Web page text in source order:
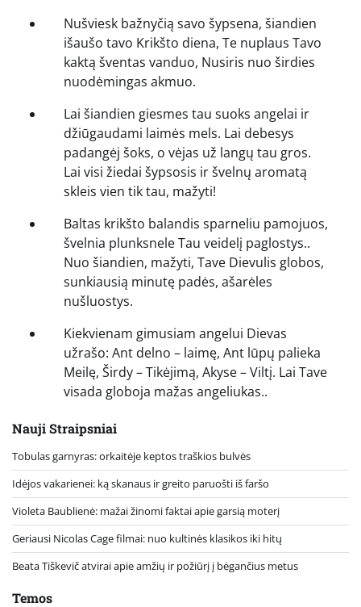
Nušviesk bažnyčią savo šypsena, šiandien
išaušo tavo Krikšto diena, Te nuplaus Tavo
kaktą šventas vanduo, Nusiris nuo širdies
nuodėmingas akmuo.
Lai šiandien giesmes tau suoks angelai ir
džiūgaudami laimės mels. Lai debesys
padangėj šoks, o vėjas už langų tau gros.
Lai visi žiedai šypsosis ir švelnų aromatą
skleis vien tik tau, mažyti!
Baltas krikšto balandis sparneliu pamojuos,
švelnia plunksnele Tau veidelį paglostys..
Nuo šiandien, mažyti, Tave Dievulis globos,
sunkiausią minutę padės, ašarėles
nušluostys.
Kiekvienam gimusiam angelui Dievas
užrašo: Ant delno – laimę, Ant lūpų palieka
Meilę, Širdy – Tikėjimą, Akyse – Viltį. Lai Tave
visada globoja mažas angeliukas..
Nauji Straipsniai
Tobulas garnyras: orkaitėje keptos traškios bulvės
Idėjos vakarienei: ką skanaus ir greito paruošti iš faršo
Violeta Baublienė: mažai žinomi faktai apie garsią moterį
Geriausi Nicolas Cage filmai: nuo kultinės klasikos iki hitų
Beata Tiškevič atvirai apie amžių ir požiūrį į bėgančius metus
Temos